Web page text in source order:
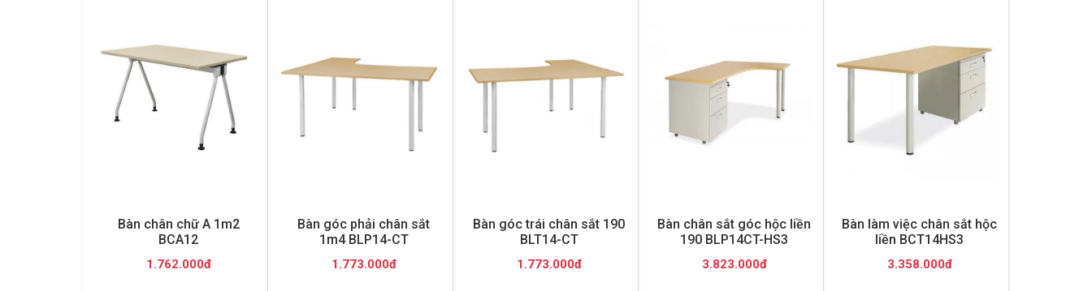
Bàn chân chữ A 1m2
BCA12
1.762.000đ
Bàn góc phải chân sắt
1m4 BLP14-CT
1.773.000đ
Bàn góc trái chân sắt 190
BLT14-CT
1.773.000đ
Bàn chân sắt góc hộc liền
190 BLP14CT-HS3
3.823.000đ
Bàn làm việc chân sắt hộc
liền BCT14HS3
3.358.000đ